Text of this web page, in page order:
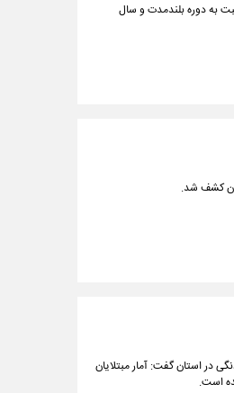
آخرین ماه سال آبی جاری با کاهش ۴۰ درصدی نسبت به دوره بلندمدت و سال
در استان گفت: آمار مبتلایان
است.